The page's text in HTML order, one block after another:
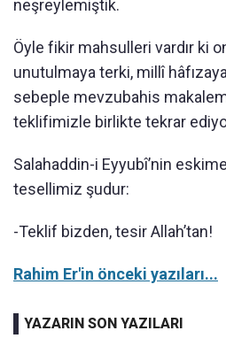
neşreylemiştik.
Öyle fikir mahsulleri vardır ki
unutulmaya terki, millî
sebeple mevzubahis
teklifimizle birlikte tekrar
Salahaddin-i Eyyubî’nin
tesellimiz şudur:
-Teklif bizden, tesir Allah’tan!
Rahim Er'in önceki yazıları...
YAZARIN SON YAZILARI